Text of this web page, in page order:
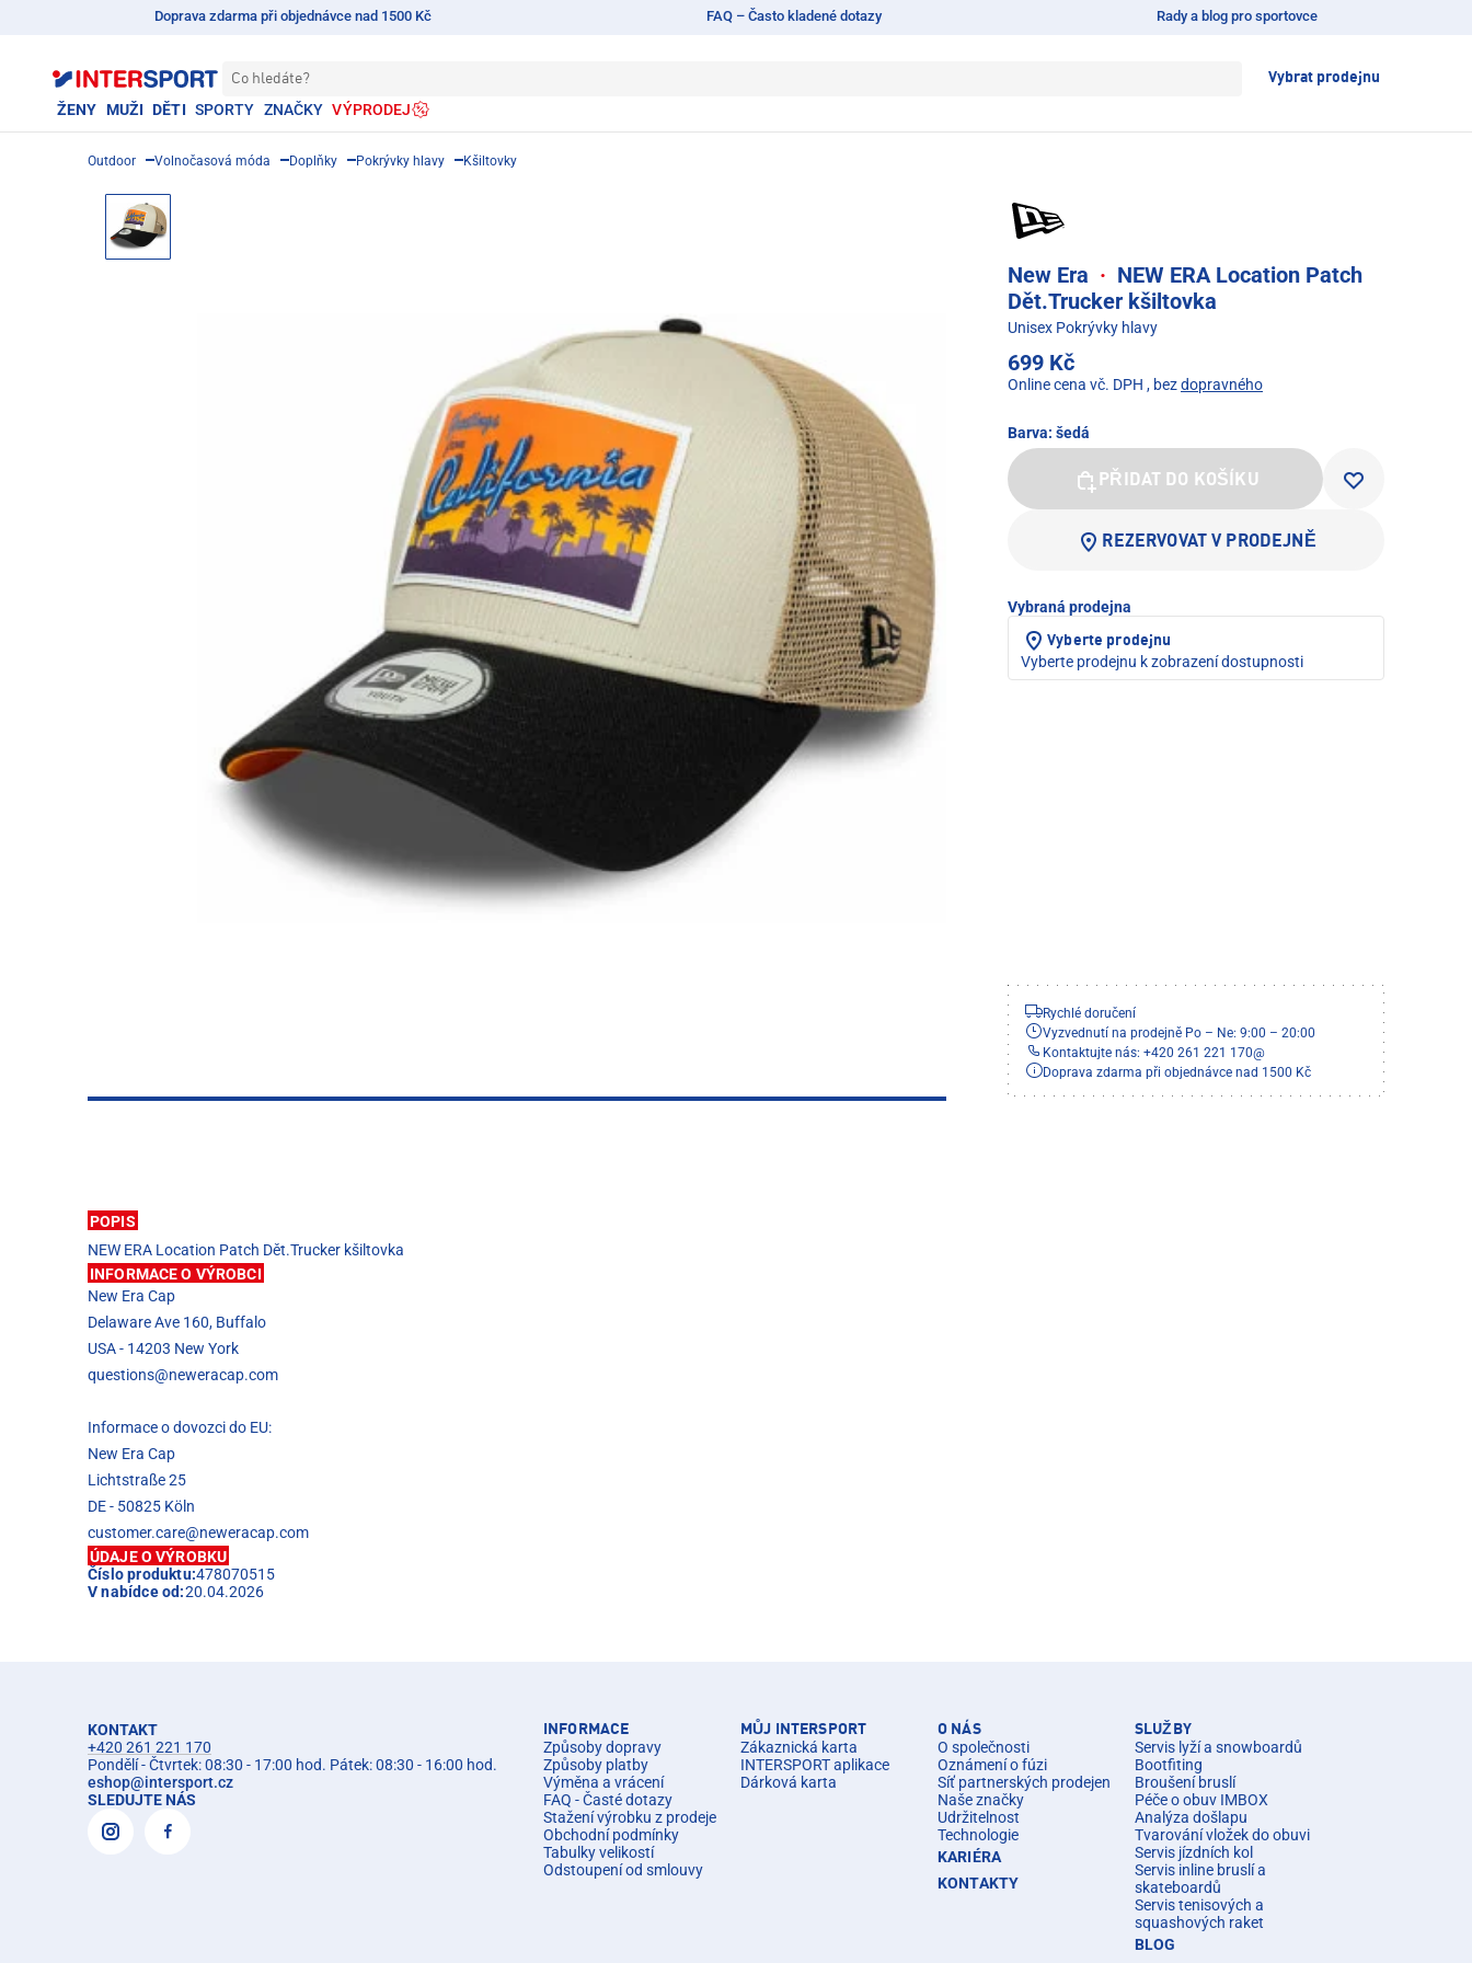
Doprava zdarma při objednávce nad 1500 Kč FAQ – Často kladené dotazy Rady a blog pro sportovce
Co hledáte? Vybrat prodejnu
ŽENY MUŽI DĚTI SPORTY ZNAČKY VÝPRODEJ
Outdoor Volnočasová móda Doplňky Pokrývky hlavy Kšiltovky
New Era · NEW ERA Location Patch
Dět.Trucker kšiltovka
Unisex Pokrývky hlavy
699 Kč
Online cena vč. DPH , bezdopravného
Barva: šedá
PŘIDAT DO KOŠÍKU
REZERVOVAT V PRODEJNĚ
Vybraná prodejna
Vyberte prodejnu
Vyberte prodejnu k zobrazení dostupnosti
Rychlé doručení
Vyzvednutí na prodejně Po – Ne: 9:00 – 20:00
Kontaktujte nás: +420 261 221 170@
Doprava zdarma při objednávce nad 1500 Kč
POPIS
NEW ERA Location Patch Dět.Trucker kšiltovka
INFORMACE O VÝROBCI
New Era Cap
Delaware Ave 160, Buffalo
USA - 14203 New York
questions@neweracap.com
Informace o dovozci do EU:
New Era Cap
Lichtstraße 25
DE - 50825 Köln
customer.care@neweracap.com
ÚDAJE O VÝROBKU
Číslo produktu:478070515
V nabídce od:20.04.2026
KONTAKT
+420 261 221 170
Pondělí - Čtvrtek: 08:30 - 17:00 hod. Pátek: 08:30 - 16:00 hod.
eshop@intersport.cz
SLEDUJTE NÁS
INFORMACE
Způsoby dopravy
Způsoby platby
Výměna a vrácení
FAQ - Časté dotazy
Stažení výrobku z prodeje
Obchodní podmínky
Tabulky velikostí
Odstoupení od smlouvy
MŮJ INTERSPORT
Zákaznická karta
INTERSPORT aplikace
Dárková karta
O NÁS
O společnosti
Oznámení o fúzi
Síť partnerských prodejen
Naše značky
Udržitelnost
Technologie
KARIÉRA
KONTAKTY
SLUŽBY
Servis lyží a snowboardů
Bootfiting
Broušení bruslí
Péče o obuv IMBOX
Analýza došlapu
Tvarování vložek do obuvi
Servis jízdních kol
Servis inline bruslí a
skateboardů
Servis tenisových a
squashových raket
BLOG